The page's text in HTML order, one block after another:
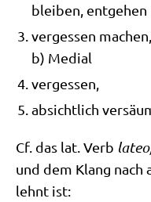
blei­ben, entgehen
ver­ges­sen
b) Medial
ver­ges­sen,
absicht­lich
Cf. das lat. Verb
und dem Klang
lehnt ist: